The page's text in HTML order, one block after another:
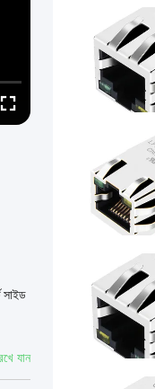
Fullscreen
সাইড
যান